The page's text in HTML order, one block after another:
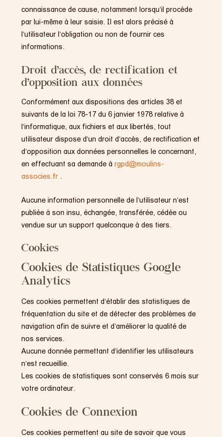
connaissance de cause, notamment lorsqu’il procède
par lui-même à leur saisie. Il est alors précisé à
l’utilisateur l’obligation ou non de fournir ces
informations.
Droit d’accès, de rectification et
d’opposition aux données
Conformément aux dispositions des articles 38 et
suivants de la loi 78-17 du 6 janvier 1978 relative à
l’informatique, aux fichiers et aux libertés, tout
utilisateur dispose d’un droit d’accès, de rectification et
d’opposition aux données personnelles le concernant,
en effectuant sa demande àrgpd@moulins-
associes.fr .
Aucune information personnelle de l’utilisateur n’est
publiée à son insu, échangée, transférée, cédée ou
vendue sur un support quelconque à des tiers.
Cookies
Cookies de Statistiques Google
Analytics
Ces cookies permettent d’établir des statistiques de
fréquentation du site et de détecter des problèmes de
navigation afin de suivre et d’améliorer la qualité de
nos services.
Aucune donnée permettant d’identifier les utilisateurs
n’est recueillie.
Les cookies de statistiques sont conservés 6 mois sur
votre ordinateur.
Cookies de Connexion
Ces cookies permettent au site de savoir que vous